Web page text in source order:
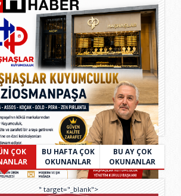
ÇOK
BU HAFTA ÇOK
OKUNANLAR
BU AY ÇOK
OKUNANLAR
" target="_blank">